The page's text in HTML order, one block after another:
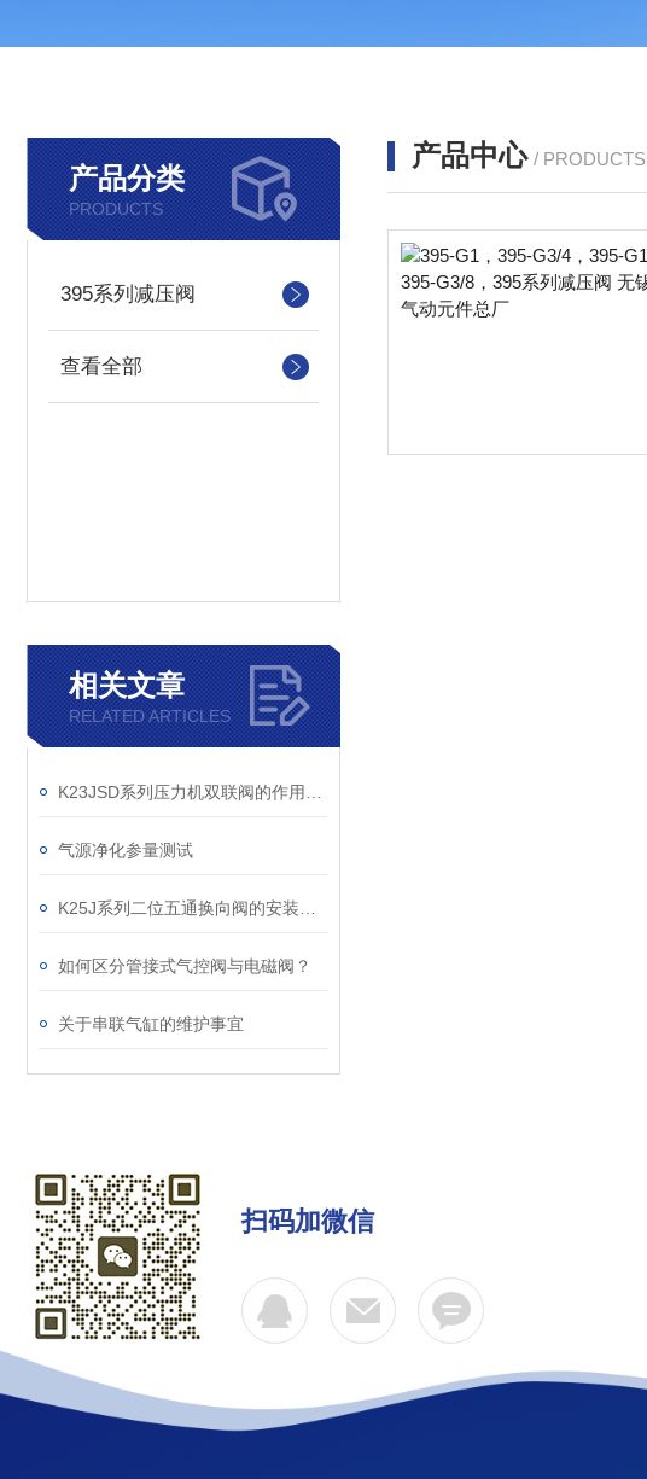
产品分类
PRODUCTS
395系列减压阀
查看全部
相关文章
RELATED ARTICLES
气源净化参量测试
如何区分管接式气控阀与电磁阀？
关于串联气缸的维护事宜
产品中心 / PRODUCTS
扫码加微信